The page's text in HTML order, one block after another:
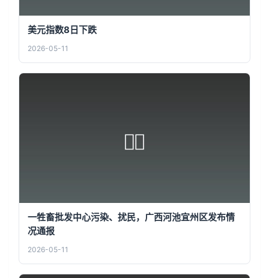
美元指数8日下跌
2026-05-11
一牲畜批发中心污染、扰民，广西河池宜州区发布情
况通报
2026-05-11